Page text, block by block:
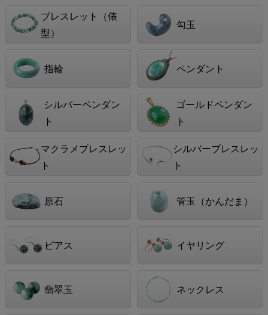
ブレスレット（俵
型）
勾玉
指輪 ペンダント
シルバーペンダン
ト
ゴールドペンダン
ト
マクラメブレスレッ
ト
シルバーブレスレッ
ト
原石 管玉（かんだま）
ピアス イヤリング
翡翠玉 ネックレス